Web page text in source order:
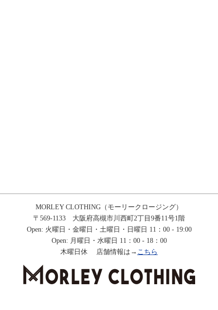
MORLEY CLOTHING（モーリークロージング）
〒569-1133 大阪府高槻市川西町2丁目9番11号1階
Open: 火曜日・金曜日・土曜日・日曜日 11：00 - 19:00
Open: 月曜日・水曜日 11：00 - 18：00
木曜日休 店舗情報は→ こちら